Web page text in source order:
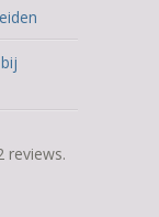
reviews.